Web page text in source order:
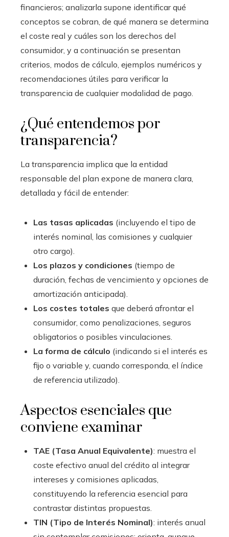
financieros; analizarla supone identificar qué
conceptos se cobran, de qué manera se determina
el coste real y cuáles son los derechos del
consumidor, y a continuación se presentan
criterios, modos de cálculo, ejemplos numéricos y
recomendaciones útiles para verificar la
transparencia de cualquier modalidad de pago.
¿Qué entendemos por
transparencia?
La transparencia implica que la entidad
responsable del plan expone de manera clara,
detallada y fácil de entender:
Las tasas aplicadas (incluyendo el tipo de
interés nominal, las comisiones y cualquier
otro cargo).
Los plazos y condiciones (tiempo de
duración, fechas de vencimiento y opciones de
amortización anticipada).
Los costes totales que deberá afrontar el
consumidor, como penalizaciones, seguros
obligatorios o posibles vinculaciones.
La forma de cálculo (indicando si el interés es
fijo o variable y, cuando corresponda, el índice
de referencia utilizado).
Aspectos esenciales que
conviene examinar
TAE (Tasa Anual Equivalente): muestra el
coste efectivo anual del crédito al integrar
intereses y comisiones aplicadas,
constituyendo la referencia esencial para
contrastar distintas propuestas.
TIN (Tipo de Interés Nominal): interés anual